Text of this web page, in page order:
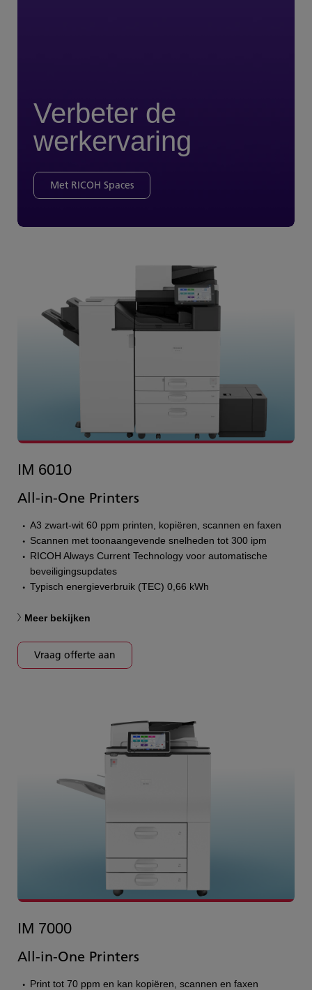
Verbeter de
werkervaring
Met RICOH Spaces
IM 6010
All-in-One Printers
A3 zwart-wit 60 ppm printen, kopiëren, scannen en faxen
Scannen met toonaangevende snelheden tot 300 ipm
RICOH Always Current Technology voor automatische
beveiligingsupdates
Typisch energieverbruik (TEC) 0,66 kWh
Meer bekijken
Vraag offerte aan
IM 7000
All-in-One Printers
Print tot 70 ppm en kan kopiëren, scannen en faxen